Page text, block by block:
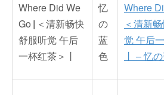
Where Did We
Go‖＜清新畅快
舒服听觉 午后
一杯红茶＞丨
忆
の
蓝
色
Where
＜清新
觉 午后
丨 – 忆